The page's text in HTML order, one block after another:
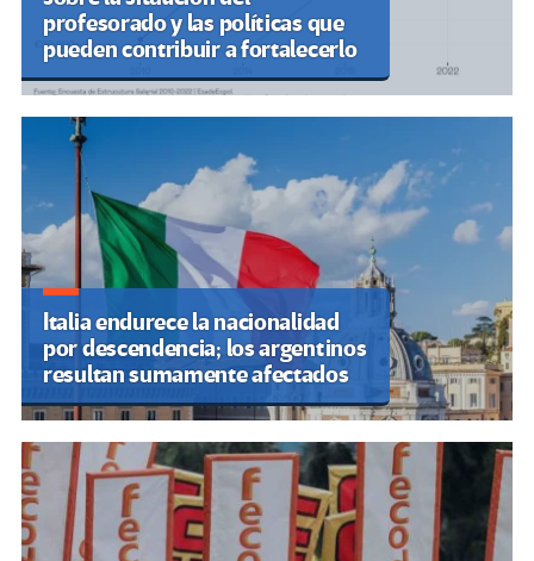
profesorado y las políticas que
pueden contribuir a fortalecerlo
Italia endurece la nacionalidad
por descendencia; los argentinos
resultan sumamente afectados